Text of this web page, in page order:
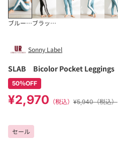
ブルー系その他ブラック系その他
Sonny Label
SLAB Bicolor Pocket Leggings
50％OFF
¥2,970 （税込） ¥5,940（税込）
セール